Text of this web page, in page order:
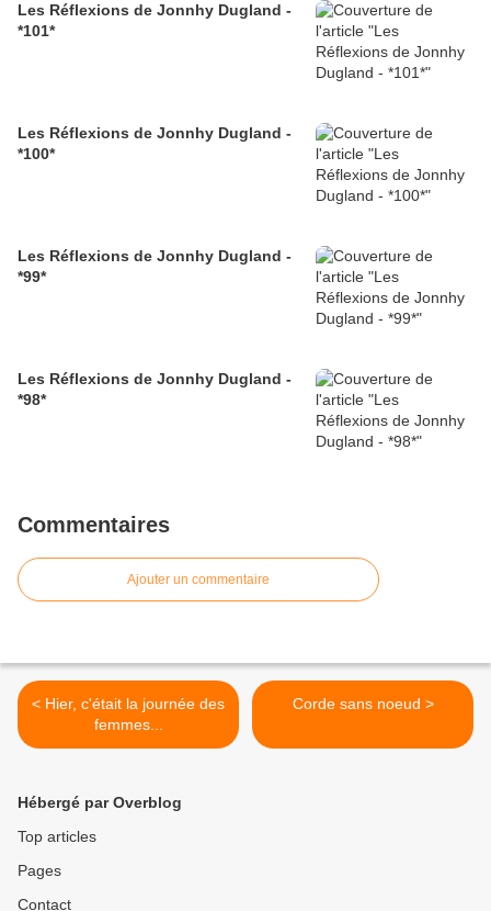
Les Réflexions de Jonnhy Dugland -
*101*
Les Réflexions de Jonnhy Dugland -
*100*
Les Réflexions de Jonnhy Dugland -
*99*
Les Réflexions de Jonnhy Dugland -
*98*
Commentaires
Ajouter un commentaire
< Hier, c'était la journée des
femmes...
Corde sans noeud >
Hébergé par Overblog
Top articles
Pages
Contact